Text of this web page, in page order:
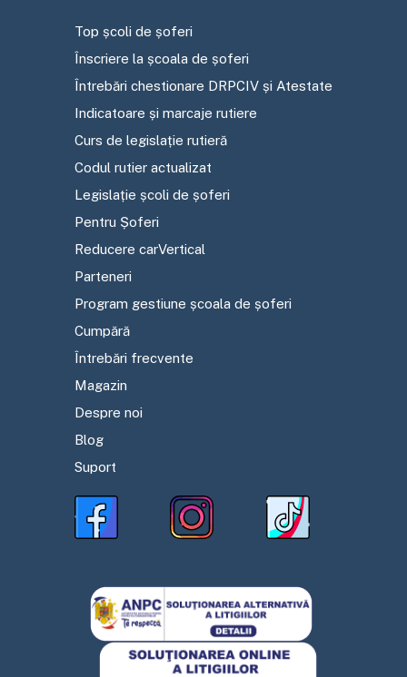
Top școli de șoferi
Înscriere la școala de șoferi
Întrebări chestionare DRPCIV și Atestate
Indicatoare și marcaje rutiere
Curs de legislație rutieră
Codul rutier actualizat
Legislație școli de șoferi
Pentru Șoferi
Reducere carVertical
Parteneri
Program gestiune școala de șoferi
Cumpără
Întrebări frecvente
Magazin
Despre noi
Blog
Suport